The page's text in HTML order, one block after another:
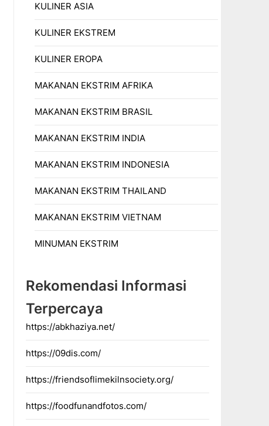
KULINER ASIA
KULINER EKSTREM
KULINER EROPA
MAKANAN EKSTRIM AFRIKA
MAKANAN EKSTRIM BRASIL
MAKANAN EKSTRIM INDIA
MAKANAN EKSTRIM INDONESIA
MAKANAN EKSTRIM THAILAND
MAKANAN EKSTRIM VIETNAM
MINUMAN EKSTRIM
Rekomendasi Informasi
Terpercaya
https://abkhaziya.net/
https://09dis.com/
https://friendsoflimekilnsociety.org/
https://foodfunandfotos.com/